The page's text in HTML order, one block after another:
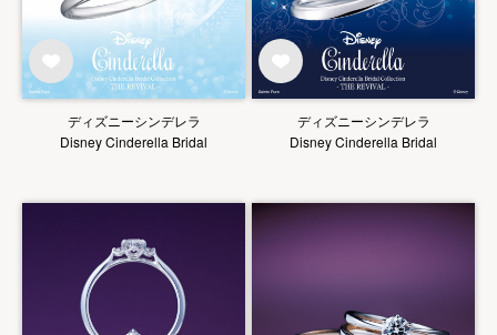
ディズニーシンデレラ
Disney Cinderella Bridal
ディズニーシンデレラ
Disney Cinderella Bridal